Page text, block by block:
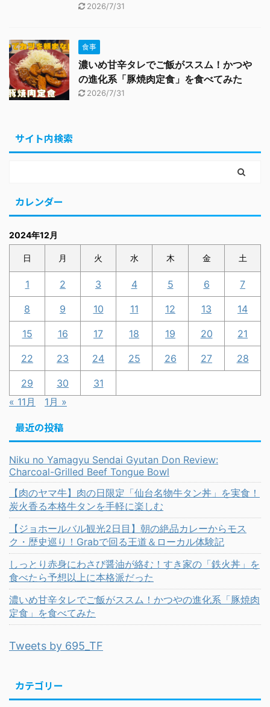
2026/7/31
食事
濃いめ甘辛タレでご飯がススム！かつや
の進化系「豚焼肉定食」を食べてみた
2026/7/31
サイト内検索
カレンダー
2024年12月
日 月 火 水 木 金 土
1 2 3 4 5 6 7
8 9 10 11 12 13 14
15 16 17 18 19 20 21
22 23 24 25 26 27 28
29 30
31
« 11月
1月 »
最近の投稿
Niku no Yamagyu Sendai Gyutan Don Review:
Charcoal-Grilled Beef Tongue Bowl
【肉のヤマ牛】肉の日限定「仙台名物牛タン丼」を実食！
炭火香る本格牛タンを手軽に楽しむ
【ジョホールバル観光2日目】朝の絶品カレーからモス
ク・歴史巡り！Grabで回る王道＆ローカル体験記
しっとり赤身にわさび醤油が絡む！すき家の「鉄火丼」を
食べたら予想以上に本格派だった
濃いめ甘辛タレでご飯がススム！かつやの進化系「豚焼肉
定食」を食べてみた
Tweets by 695_TF
カテゴリー